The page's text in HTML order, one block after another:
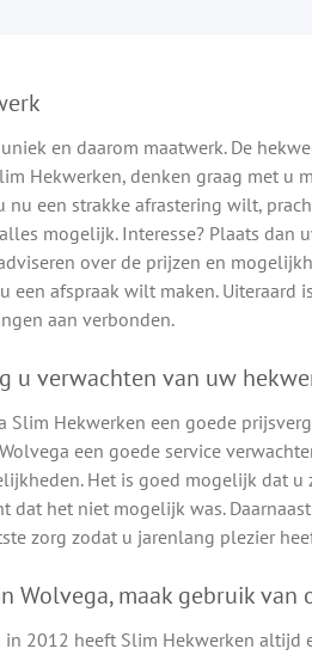
en daarom maatwerk. De
Hekwerken, denken graag met u
nu een strakke afrastering wilt,
mogelijk. Interesse? Plaats dan
over de prijzen en
een afspraak wilt maken. Uiteraard
aan verbonden.
u verwachten van uw
Slim Hekwerken een goede
een goede service
Het is goed mogelijk dat
dat het niet mogelijk was.
zorg zodat u jarenlang plezier
Wolvega, maak gebruik van
2012 heeft Slim Hekwerken altijd